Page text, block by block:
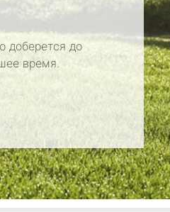
доберется до
время.